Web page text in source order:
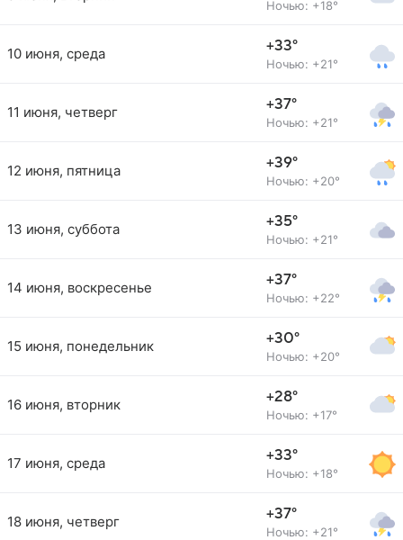
Ночью: +18°
10 июня, среда +33°
Ночью: +21°
11 июня, четверг +37°
Ночью: +21°
12 июня, пятница +39°
Ночью: +20°
13 июня, суббота +35°
Ночью: +21°
14 июня, воскресенье +37°
Ночью: +22°
15 июня, понедельник +30°
Ночью: +20°
16 июня, вторник +28°
Ночью: +17°
17 июня, среда +33°
Ночью: +18°
18 июня, четверг +37°
Ночью: +21°